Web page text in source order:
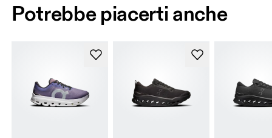
Potrebbe piacerti anche